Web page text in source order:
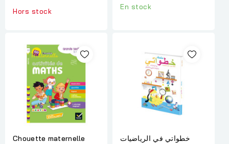
Hors stock
En stock
Chouette maternelle
خطواتي في الرياضيات